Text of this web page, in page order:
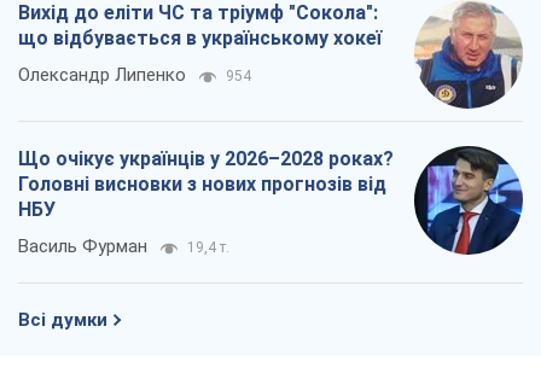
Вихід до еліти ЧС та тріумф "Сокола":
що відбувається в українському хокеї
Олександр Липенко 954
Що очікує українців у 2026–2028 роках?
Головні висновки з нових прогнозів від
НБУ
Василь Фурман 19,4 т.
Всі думки